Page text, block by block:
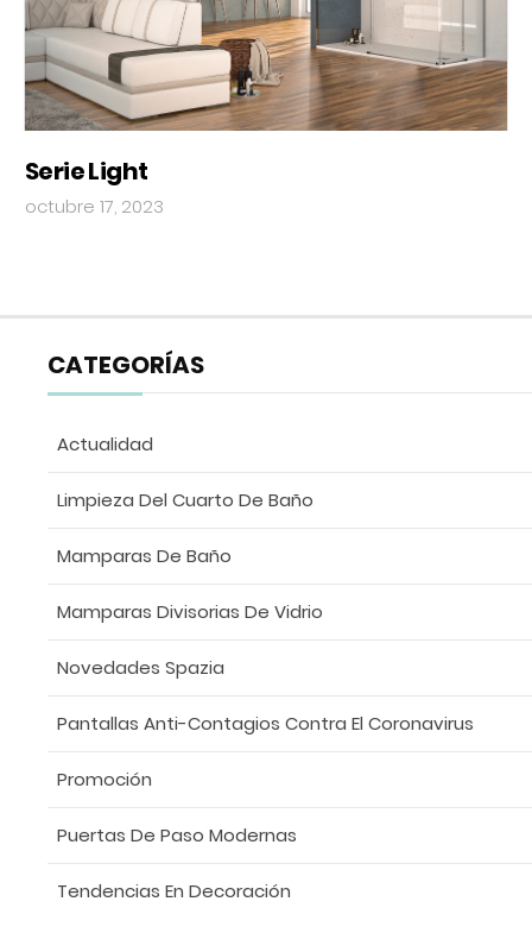
Serie Light
octubre 17, 2023
CATEGORÍAS
Actualidad
Limpieza Del Cuarto De Baño
Mamparas De Baño
Mamparas Divisorias De Vidrio
Novedades Spazia
Pantallas Anti-Contagios Contra El Coronavirus
Promoción
Puertas De Paso Modernas
Tendencias En Decoración